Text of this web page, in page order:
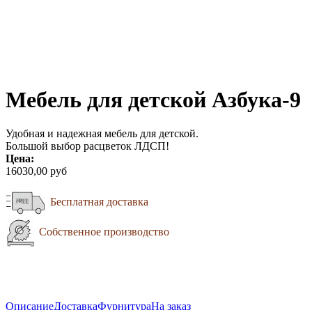
Мебель для детской Азбука-9
Удобная и надежная мебель для детской.
Большой выбор расцветок ЛДСП!
Цена:
16030,00 руб
Бесплатная доставка
Собственное производство
ОписаниеДоставкаФурнитураНа заказ